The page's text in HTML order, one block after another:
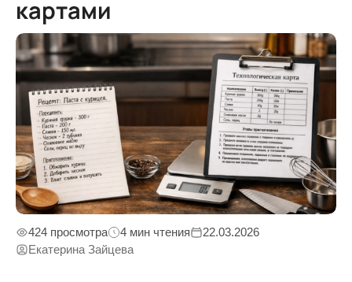
картами
424 просмотра 4 мин чтения
22.03.2026
Екатерина Зайцева